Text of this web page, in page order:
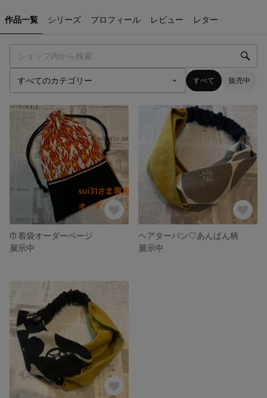
作品一覧 シリーズ プロフィール レビュー レター
すべて 販売中
巾着袋オーダーページ
展示中
ヘアターバン♡あんぱん柄
展示中